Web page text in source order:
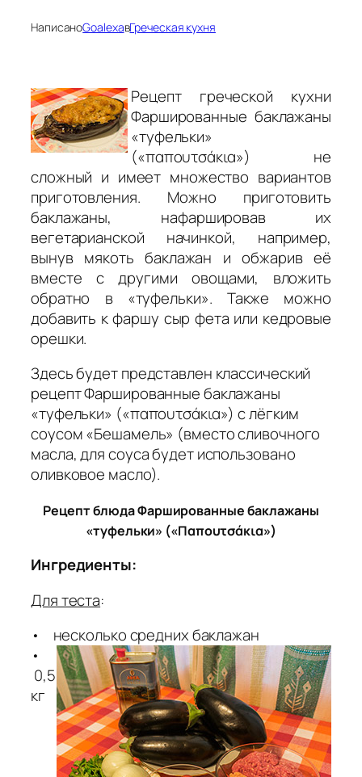
НаписаноGoalexaвГреческая кухня
Рецепт греческой кухни
Фаршированные баклажаны
«туфельки»
(«παπουτσάκια») не
сложный и имеет множество вариантов
приготовления. Можно приготовить
баклажаны, нафаршировав их
вегетарианской начинкой, например,
вынув мякоть баклажан и обжарив её
вместе с другими овощами, вложить
обратно в «туфельки». Также можно
добавить к фаршу сыр фета или кедровые
орешки.
Здесь будет представлен классический
рецепт Фаршированные баклажаны
«туфельки» («παπουτσάκια») с лёгким
соусом «Бешамель» (вместо сливочного
масла, для соуса будет использовано
оливковое масло).
Рецепт блюда Фаршированные баклажаны
«туфельки» («Παπουτσάκια»)
Ингредиенты:
Для теста:
• несколько средних баклажан
•
0,5
кг